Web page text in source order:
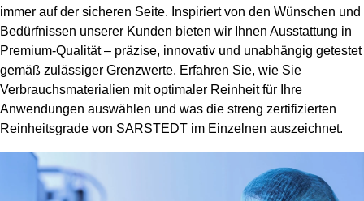
immer auf der sicheren Seite. Inspiriert von den Wünschen und
Bedürfnissen unserer Kunden bieten wir Ihnen Ausstattung in
Premium-Qualität – präzise, innovativ und unabhängig getestet
gemäß zulässiger Grenzwerte. Erfahren Sie, wie Sie
Verbrauchsmaterialien mit optimaler Reinheit für Ihre
Anwendungen auswählen und was die streng zertifizierten
Reinheitsgrade von SARSTEDT im Einzelnen auszeichnet.